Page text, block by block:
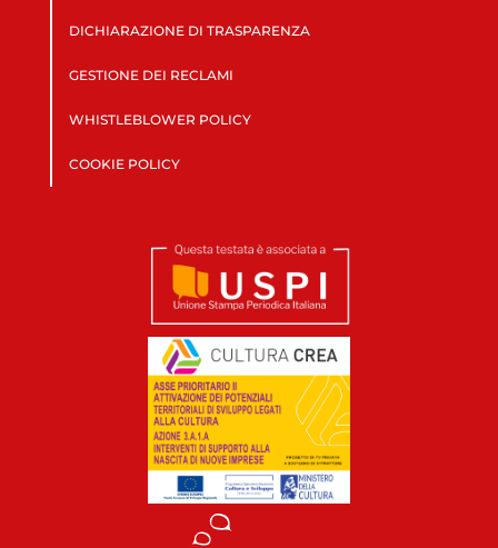
DICHIARAZIONE DI TRASPARENZA
GESTIONE DEI RECLAMI
WHISTLEBLOWER POLICY
COOKIE POLICY